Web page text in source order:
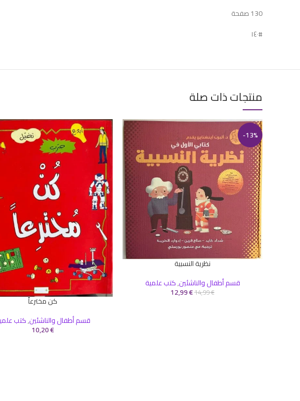
130 صفحة
#١٤٠
منتجات ذات صلة
-13%
نظرية النسبية
قسم أطفال والناشئين,كتب علمية
14,99€
12,99€
كن مخترعاً
قسم أطفال والناشئين,كتب
10,20€